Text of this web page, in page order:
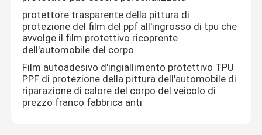
film dell'automobile di tpu
Film di protezione della pittura di TPU
Film della tinta della finestra
protettore trasparente della pittura di
protezione del film del ppf all'ingrosso di tpu che
avvolge il film protettivo ricoprente
dell'automobile del corpo
Film autoadesivo d'ingiallimento protettivo TPU
PPF di protezione della pittura dell'automobile di
riparazione di calore del corpo del veicolo di
prezzo franco fabbrica anti